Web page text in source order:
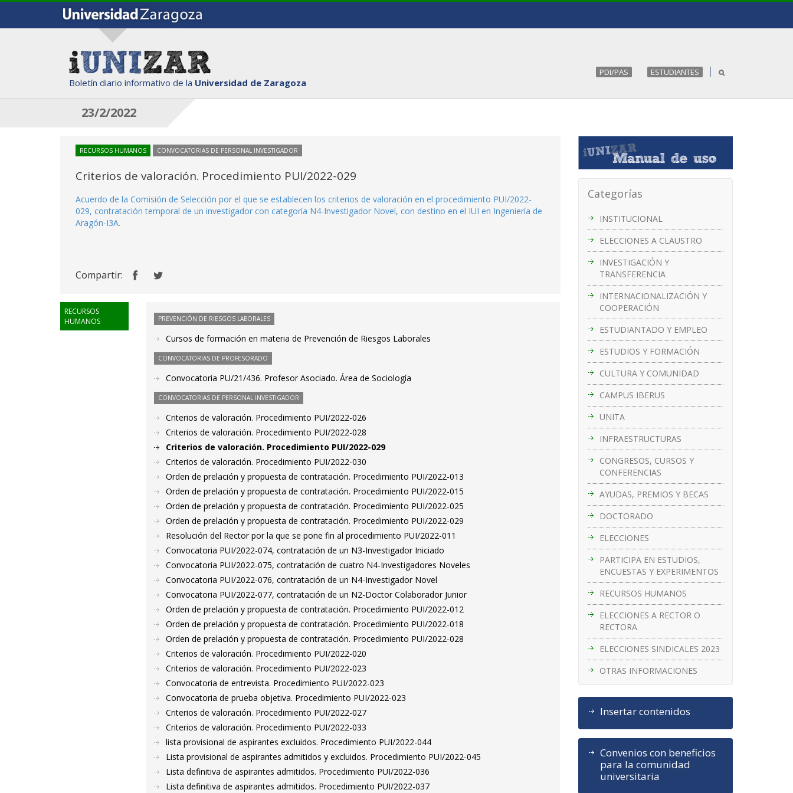
Boletín diario informativo de la Universidad de Zaragoza
PDI/PAS ESTUDIANTES
23/2/2022
Categorías
INSTITUCIONAL
ELECCIONES A CLAUSTRO
INVESTIGACIÓN Y
TRANSFERENCIA
INTERNACIONALIZACIÓN Y
COOPERACIÓN
ESTUDIANTADO Y EMPLEO
ESTUDIOS Y FORMACIÓN
CULTURA Y COMUNIDAD
CAMPUS IBERUS
UNITA
INFRAESTRUCTURAS
CONGRESOS, CURSOS Y
CONFERENCIAS
AYUDAS, PREMIOS Y BECAS
DOCTORADO
ELECCIONES
PARTICIPA EN ESTUDIOS,
ENCUESTAS Y EXPERIMENTOS
RECURSOS HUMANOS
ELECCIONES A RECTOR O
RECTORA
ELECCIONES SINDICALES 2023
OTRAS INFORMACIONES
Insertar contenidos
Convenios con beneficios
para la comunidad
universitaria
RECURSOS HUMANOS CONVOCATORIAS DE PERSONAL INVESTIGADOR
Criterios de valoración. Procedimiento PUI/2022-029
Acuerdo de la Comisión de Selección por el que se establecen los criterios de valoración en el procedimiento PUI/2022-
029, contratación temporal de un investigador con categoría N4-Investigador Novel, con destino en el IUI en Ingeniería de
Aragón-I3A.
Compartir:
RECURSOS
HUMANOS
PREVENCIÓN DE RIESGOS LABORALES
Cursos de formación en materia de Prevención de Riesgos Laborales
CONVOCATORIAS DE PROFESORADO
Convocatoria PU/21/436. Profesor Asociado. Área de Sociología
CONVOCATORIAS DE PERSONAL INVESTIGADOR
Criterios de valoración. Procedimiento PUI/2022-026
Criterios de valoración. Procedimiento PUI/2022-028
Criterios de valoración. Procedimiento PUI/2022-029
Criterios de valoración. Procedimiento PUI/2022-030
Orden de prelación y propuesta de contratación. Procedimiento PUI/2022-013
Orden de prelación y propuesta de contratación. Procedimiento PUI/2022-015
Orden de prelación y propuesta de contratación. Procedimiento PUI/2022-025
Orden de prelación y propuesta de contratación. Procedimiento PUI/2022-029
Resolución del Rector por la que se pone fin al procedimiento PUI/2022-011
Convocatoria PUI/2022-074, contratación de un N3-Investigador Iniciado
Convocatoria PUI/2022-075, contratación de cuatro N4-Investigadores Noveles
Convocatoria PUI/2022-076, contratación de un N4-Investigador Novel
Convocatoria PUI/2022-077, contratación de un N2-Doctor Colaborador Junior
Orden de prelación y propuesta de contratación. Procedimiento PUI/2022-012
Orden de prelación y propuesta de contratación. Procedimiento PUI/2022-018
Orden de prelación y propuesta de contratación. Procedimiento PUI/2022-028
Criterios de valoración. Procedimiento PUI/2022-020
Criterios de valoración. Procedimiento PUI/2022-023
Convocatoria de entrevista. Procedimiento PUI/2022-023
Convocatoria de prueba objetiva. Procedimiento PUI/2022-023
Criterios de valoración. Procedimiento PUI/2022-027
Criterios de valoración. Procedimiento PUI/2022-033
lista provisional de aspirantes excluidos. Procedimiento PUI/2022-044
Lista provisional de aspirantes admitidos y excluidos. Procedimiento PUI/2022-045
Lista definitiva de aspirantes admitidos. Procedimiento PUI/2022-036
Lista definitiva de aspirantes admitidos. Procedimiento PUI/2022-037